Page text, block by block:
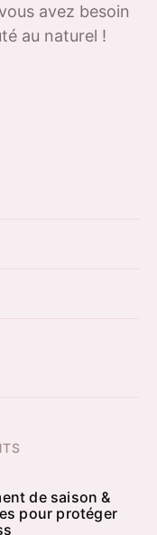
avez besoin
au naturel !
de saison &
pour protéger